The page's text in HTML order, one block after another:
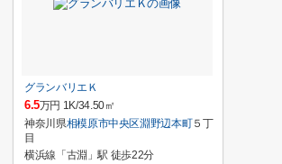
グランバリエＫ
6.5万円 1K/34.50㎡
神奈川県相模原市中央区淵野辺本町５丁
目
横浜線「古淵」駅 徒歩22分